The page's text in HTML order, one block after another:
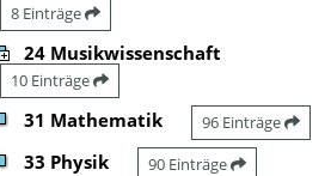
8 Einträge
24 Musikwissenschaft
10 Einträge
31 Mathematik 96 Einträge
33 Physik 90 Einträge